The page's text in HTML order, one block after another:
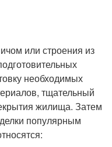
или строения из
необходимых
тщательный
жилища. Затем
популярным